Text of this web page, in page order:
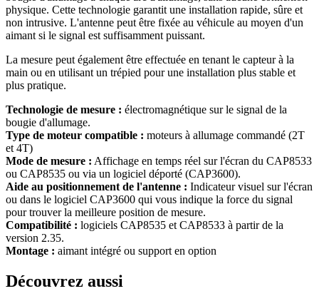
physique. Cette technologie garantit une installation rapide, sûre et
non intrusive. L'antenne peut être fixée au véhicule au moyen d'un
aimant si le signal est suffisamment puissant.
La mesure peut également être effectuée en tenant le capteur à la
main ou en utilisant un trépied pour une installation plus stable et
plus pratique.
Technologie de mesure : électromagnétique sur le signal de la
bougie d'allumage.
Type de moteur compatible : moteurs à allumage commandé (2T
et 4T)
Mode de mesure : Affichage en temps réel sur l'écran du CAP8533
ou CAP8535 ou via un logiciel déporté (CAP3600).
Aide au positionnement de l'antenne : Indicateur visuel sur l'écran
ou dans le logiciel CAP3600 qui vous indique la force du signal
pour trouver la meilleure position de mesure.
Compatibilité : logiciels CAP8535 et CAP8533 à partir de la
version 2.35.
Montage : aimant intégré ou support en option
Découvrez aussi